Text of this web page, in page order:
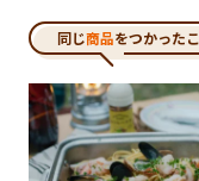
同じ商品をつかった